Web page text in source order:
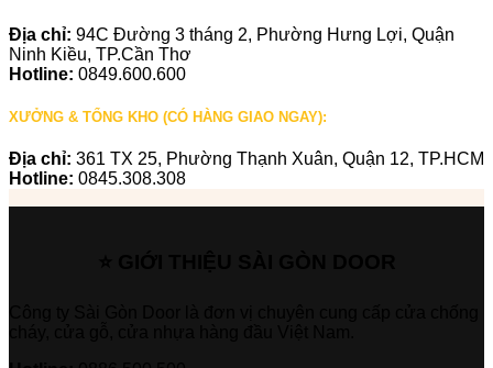
Địa chỉ: 94C Đường 3 tháng 2, Phường Hưng Lợi, Quận
Ninh Kiều, TP.Cần Thơ
Hotline: 0849.600.600
XƯỞNG & TỔNG KHO (CÓ HÀNG GIAO NGAY):
Địa chỉ: 361 TX 25, Phường Thạnh Xuân, Quận 12, TP.HCM
Hotline: 0845.308.308